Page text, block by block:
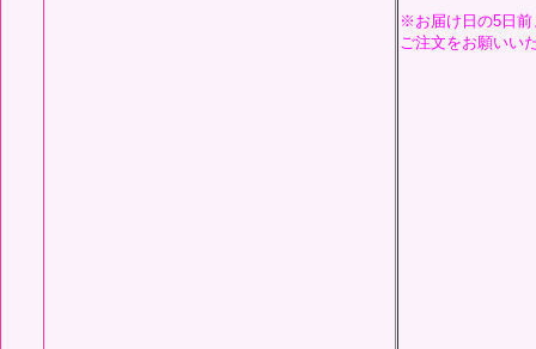
※お届け日の5日前
ご注文をお願いい